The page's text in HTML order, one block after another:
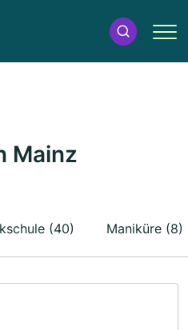
Mainz
(40) Maniküre (8)